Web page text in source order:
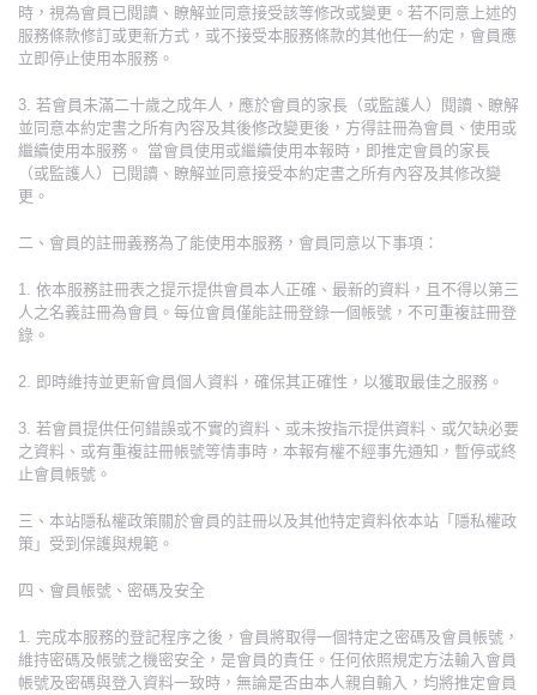
時，視為會員已閱讀、瞭解並同意接受該等修改或變更。若不同意上述的
服務條款修訂或更新方式，或不接受本服務條款的其他任一約定，會員應
立即停止使用本服務。
3. 若會員未滿二十歲之成年人，應於會員的家長（或監護人）閱讀、瞭解
並同意本約定書之所有內容及其後修改變更後，方得註冊為會員、使用或
繼續使用本服務。 當會員使用或繼續使用本報時，即推定會員的家長
（或監護人）已閱讀、瞭解並同意接受本約定書之所有內容及其修改變
更。
二、會員的註冊義務為了能使用本服務，會員同意以下事項：
1. 依本服務註冊表之提示提供會員本人正確、最新的資料，且不得以第三
人之名義註冊為會員。每位會員僅能註冊登錄一個帳號，不可重複註冊登
錄。
2. 即時維持並更新會員個人資料，確保其正確性，以獲取最佳之服務。
3. 若會員提供任何錯誤或不實的資料、或未按指示提供資料、或欠缺必要
之資料、或有重複註冊帳號等情事時，本報有權不經事先通知，暫停或終
止會員帳號。
三、本站隱私權政策關於會員的註冊以及其他特定資料依本站「隱私權政
策」受到保護與規範。
四、會員帳號、密碼及安全
1. 完成本服務的登記程序之後，會員將取得一個特定之密碼及會員帳號，
維持密碼及帳號之機密安全，是會員的責任。任何依照規定方法輸入會員
帳號及密碼與登入資料一致時，無論是否由本人親自輸入，均將推定會員